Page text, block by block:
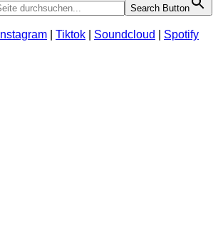
Search Button
Instagram Tiktok Soundcloud Spotify